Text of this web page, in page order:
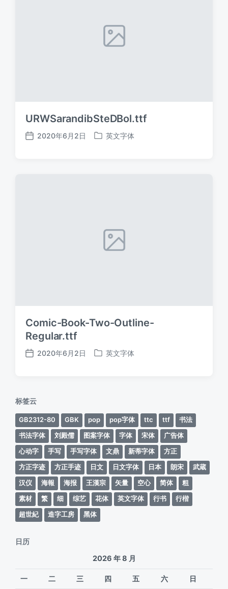
URWSarandibSteDBol.ttf
发
2020年6月2日
发
英文字体
Comic-Book-Two-Outline-
Regular.ttf
发
2020年6月2日
发
英文字体
标签云
GB2312-80 GBK pop pop字体 ttc ttf
书法
书法字体
刘殿儒 图案字体 字体 宋体
广告体
心动字
手写 手写字体 文鼎 新蒂字体
方正
方正字迹
方正手迹 日文 日文字体 日本 朗宋
武蔵
汉仪
海報 海报 王漢宗 矢量 空心 简体
粗
素材
繁 细 综艺 花体 英文字体 行书
行楷
超世紀
造字工房 黑体
日历
2026 年 8 月
一 二 三 四 五 六 日